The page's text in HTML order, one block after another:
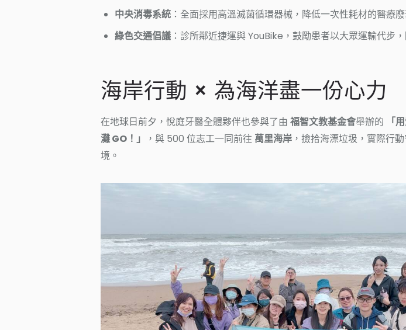
中央消毒系統 ：全面採用高溫滅菌循環器械，降低一次性耗材的醫療廢
綠色交通倡議 ：診所鄰近捷運與 YouBike，鼓勵患者以大眾運輸代步
海岸行動 × 為海洋盡一份心力
在地球日前夕，悅庭牙醫全體夥伴也參與了由 福智文教基金會舉辦的
「
灘 GO！」
，與 500 位志工一同前往 萬里海岸 ，撿拾海漂垃圾，實際行
境。